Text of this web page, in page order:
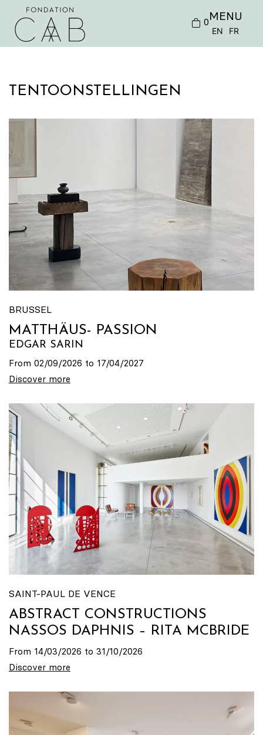
0MENU
EN FR
TENTOONSTELLINGEN
BRUSSEL
MATTHÄUS- PASSION
EDGAR SARIN
From 02/09/2026 to 17/04/2027
Discover more
SAINT-PAUL DE VENCE
ABSTRACT CONSTRUCTIONS
NASSOS DAPHNIS – RITA MCBRIDE
From 14/03/2026 to 31/10/2026
Discover more